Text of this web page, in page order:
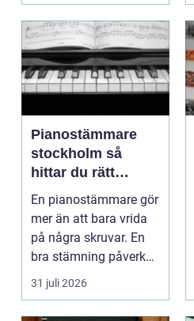
Pianostämmare
stockholm så
hittar du rätt
expert för ditt
piano
En pianostämmare gör
mer än att bara vrida
på några skruvar. En
bra stämning påverkar
hur pianot låt...
31 juli 2026